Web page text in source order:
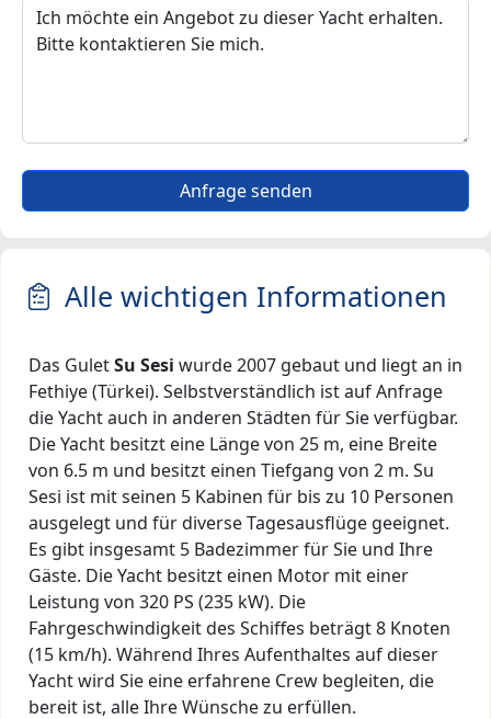
Anfrage senden
Alle wichtigen Informationen
Das GuletSu Sesi wurde 2007 gebaut und liegt an in
Fethiye (Türkei). Selbstverständlich ist auf Anfrage
die Yacht auch in anderen Städten für Sie verfügbar.
Die Yacht besitzt eine Länge von 25 m, eine Breite
von 6.5 m und besitzt einen Tiefgang von 2 m. Su
Sesi ist mit seinen 5 Kabinen für bis zu 10 Personen
ausgelegt und für diverse Tagesausflüge geeignet.
Es gibt insgesamt 5 Badezimmer für Sie und Ihre
Gäste. Die Yacht besitzt einen Motor mit einer
Leistung von 320 PS (235 kW). Die
Fahrgeschwindigkeit des Schiffes beträgt 8 Knoten
(15 km/h). Während Ihres Aufenthaltes auf dieser
Yacht wird Sie eine erfahrene Crew begleiten, die
bereit ist, alle Ihre Wünsche zu erfüllen.